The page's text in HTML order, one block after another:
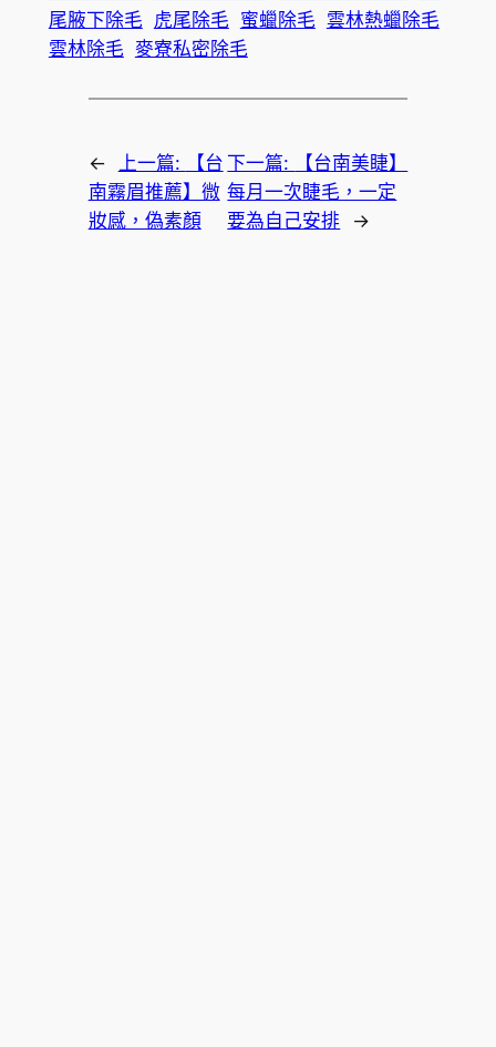
尾腋下除毛 虎尾除毛 蜜蠟除毛 雲林熱蠟除毛
雲林除毛 麥寮私密除毛
← 上一篇:
【台
南霧眉推薦】微
妝感，偽素顏
下一篇:
【台南美睫】
每月一次睫毛，一定
要為自己安排
→